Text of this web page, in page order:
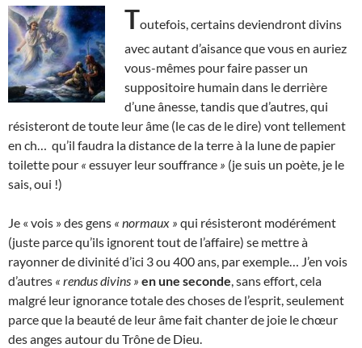
Toutefois, certains deviendront divins
avec autant d’aisance que vous en auriez
vous-mêmes pour faire passer un
suppositoire humain dans le derrière
d’une ânesse, tandis que d’autres, qui
résisteront de toute leur âme (le cas de le dire) vont tellement
en ch… qu’il faudra la distance de la terre à la lune de papier
toilette pour « essuyer leur souffrance » (je suis un poète, je le
sais, oui !)
Je « vois » des gens « normaux » qui résisteront modérément
(juste parce qu’ils ignorent tout de l’affaire) se mettre à
rayonner de divinité d’ici 3 ou 400 ans, par exemple… J’en vois
d’autres « rendus divins » en une seconde , sans effort, cela
malgré leur ignorance totale des choses de l’esprit, seulement
parce que la beauté de leur âme fait chanter de joie le chœur
des anges autour du Trône de Dieu.